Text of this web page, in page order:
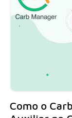
Como o